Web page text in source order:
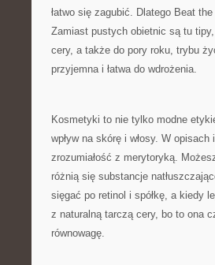
łatwo się zagubić. Dlatego Beat
Zamiast pustych obietnic są tu
cery, a także do pory roku, trybu
przyjemna i łatwa do wdrożenia.
Kosmetyki to nie tylko modne
wpływ na skórę i włosy. W
zrozumiałość z merytoryką.
różnią się substancje
sięgać po retinol i spółkę, a kiedy
z naturalną tarczą cery, bo to ona
równowagę.